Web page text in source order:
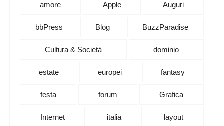
amore Apple Auguri
bbPress Blog BuzzParadise
Cultura & Società dominio
estate europei fantasy
festa forum Grafica
Internet italia layout